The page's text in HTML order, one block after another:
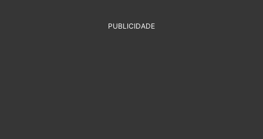
PUBLICIDADE